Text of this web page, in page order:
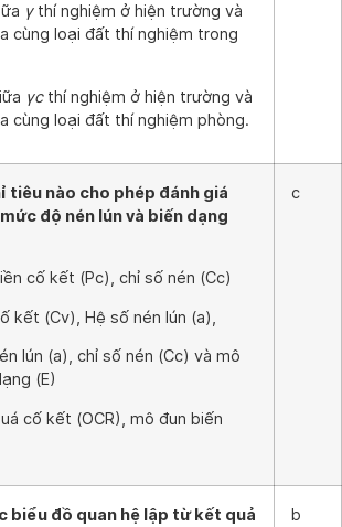
γthí nghiệm ở hiện trường và
cùng loại đất thí nghiệm trong
γcthí nghiệm ở hiện trường và
cùng loại đất thí nghiệm phòng.
tiêu nào cho phép đánh giá
độ nén lún và biến dạng
cố kết (Pc), chỉ số nén (Cc)
kết (Cv), Hệ số nén lún (a),
lún (a), chỉ số nén (Cc) và mô
(E)
cố kết (OCR), mô đun biến
c
biểu đồ quan hệ lập từ kết quả
b